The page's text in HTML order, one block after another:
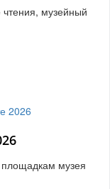
музейный
площадкам музея